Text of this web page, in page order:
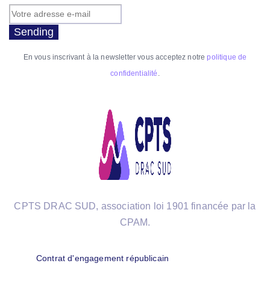
Sending
En vous inscrivant à la newsletter vous acceptez notrepolitique de
confidentialité .
CPTS DRAC SUD, association loi 1901 financée par la
CPAM.
Contrat d'engagement républicain